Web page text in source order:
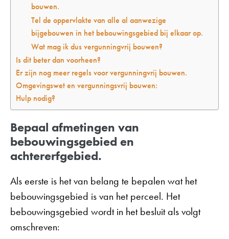
bouwen.
Tel de oppervlakte van alle al aanwezige
bijgebouwen in het bebouwingsgebied bij elkaar op.
Wat mag ik dus vergunningvrij bouwen?
Is dit beter dan voorheen?
Er zijn nog meer regels voor vergunningvrij bouwen.
Omgevingswet en vergunningsvrij bouwen:
Hulp nodig?
Bepaal afmetingen van
bebouwingsgebied en
achtererfgebied.
Als eerste is het van belang te bepalen wat het
bebouwingsgebied is van het perceel. Het
bebouwingsgebied wordt in het besluit als volgt
omschreven: